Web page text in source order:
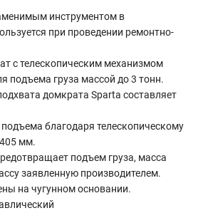
инструментом в
при проведении ремонтно-
с телескопическим механизмом
подъема груза массой до 3 тонн.
домкрата Sparta составляет
благодаря телескопическому
мм.
подъем груза, масса
заявленную производителем.
на чугунном основании.